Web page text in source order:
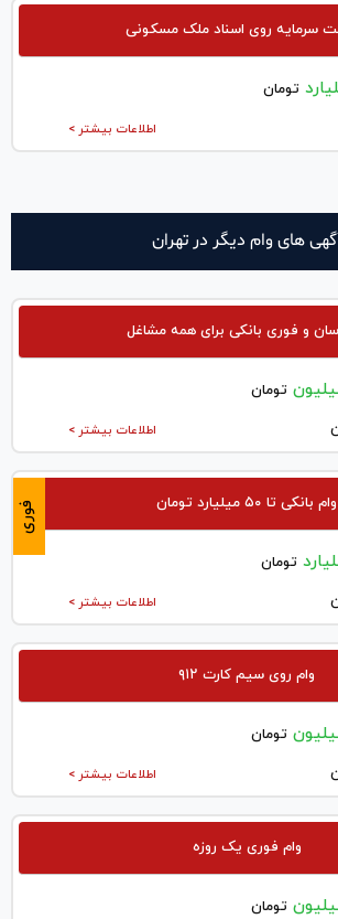
سرمایه روی اسناد ملک مسکونی
تومان
اطلاعات بیشتر >
های وام دیگر در تهران
و فوری بانکی برای همه مشاغل
تومان
اطلاعات بیشتر >
فوری وام بانکی تا ۵۰ میلیارد تومان
تومان
اطلاعات بیشتر >
وام روی سیم کارت ۹۱۲
تومان
اطلاعات بیشتر >
وام فوری یک روزه
تومان